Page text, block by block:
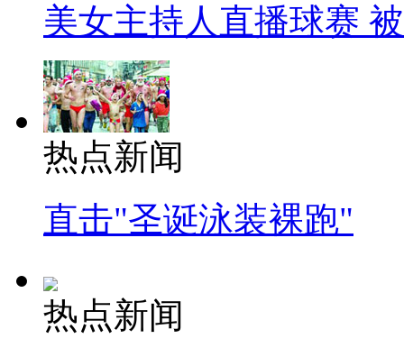
美女主持人直播球赛
热点新闻
直击"圣诞泳装裸跑"
热点新闻